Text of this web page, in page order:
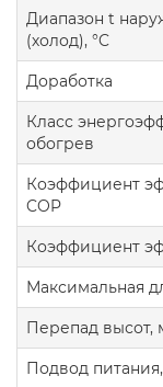
Диапазон t
(холод), °C
Доработка
Класс
обогрев
Коэффициент
COP
Коэффициент
Максимальная
Перепад высот,
Подвод